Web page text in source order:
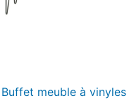
Buffet meuble à